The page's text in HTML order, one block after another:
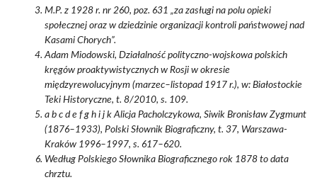
M.P. z 1928 r. nr 260, poz. 631 „za zasługi na polu opieki
społecznej oraz w dziedzinie organizacji kontroli państwowej nad
Kasami Chorych”.
Adam Miodowski, Działalność polityczno-wojskowa polskich
kręgów proaktywistycznych w Rosji w okresie
międzyrewolucyjnym (marzec–listopad 1917 r.), w: Białostockie
Teki Historyczne, t. 8/2010, s. 109.
a b c d e f g h i j k Alicja Pacholczykowa, Siwik Bronisław Zygmunt
(1876–1933), Polski Słownik Biograficzny, t. 37, Warszawa-
Kraków 1996–1997, s. 617–620.
Według Polskiego Słownika Biograficznego rok 1878 to data
chrztu.